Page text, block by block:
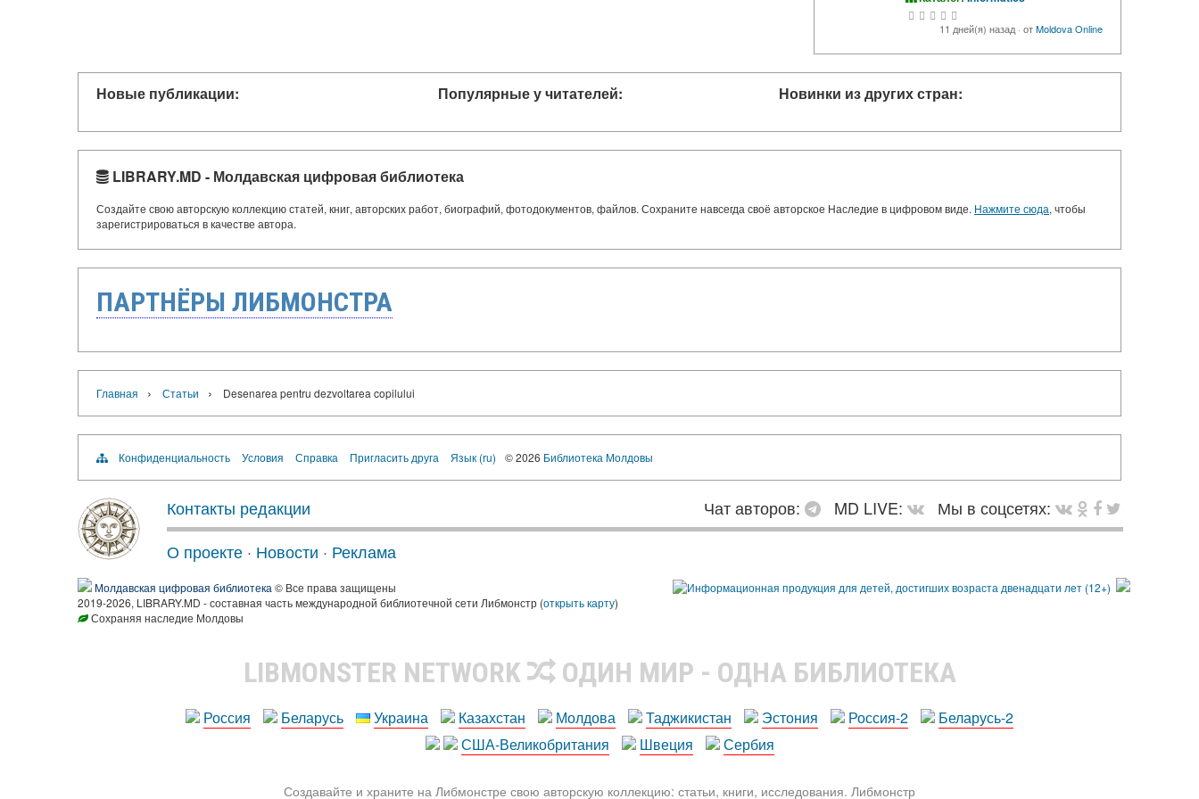
11 дней(я) назад· отMoldova Online
Новые публикации: Популярные у читателей: Новинки из других стран:
LIBRARY.MD - Молдавская цифровая библиотека
Создайте свою авторскую коллекцию статей, книг, авторских работ, биографий, фотодокументов, файлов. Сохраните навсегда своё авторское Наследие в цифровом виде. Нажмите сюда, чтобы
зарегистрироваться в качестве автора.
ПАРТНЁРЫ ЛИБМОНСТРА
Главная › Статьи › Desenarea pentru dezvoltarea copilului
Конфиденциальность Условия Справка Пригласить друга Язык (ru) © 2026 Библиотека Молдовы
Контакты редакции Чат авторов: MD LIVE:
Мы в соцсетях:
О проекте · Новости · Реклама
Молдавская цифровая библиотека© Все права защищены
2019-2026, LIBRARY.MD - составная часть международной библиотечной сети Либмонстр (открыть карту)
Сохраняя наследие Молдовы
LIBMONSTER NETWORK ОДИН МИР - ОДНА БИБЛИОТЕКА
Россия Беларусь Украина Казахстан Молдова Таджикистан Эстония Россия-2
Беларусь-2
США-Великобритания
Швеция Сербия
Создавайте и храните на Либмонстре свою авторскую коллекцию: статьи, книги, исследования. Либмонстр